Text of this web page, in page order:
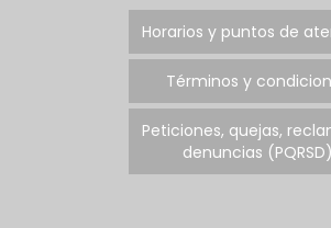
Horarios y puntos de
Términos y
Peticiones, quejas,
denuncias (PQRSD)